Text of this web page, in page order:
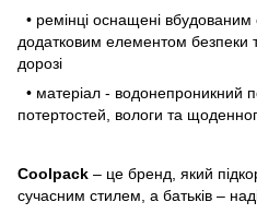
• ремінці оснащені
додатковим елементом безпеки
дорозі
• матеріал - водонепроникний
потертостей, вологи та
Coolpack – це бренд, який
сучасним стилем, а батьків –